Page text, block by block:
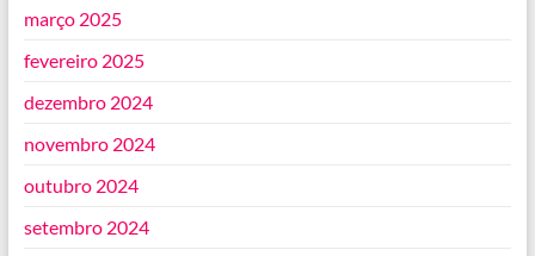
março 2025
fevereiro 2025
dezembro 2024
novembro 2024
outubro 2024
setembro 2024